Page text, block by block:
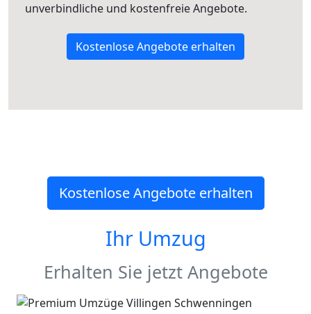
unverbindliche und kostenfreie Angebote.
Kostenlose Angebote erhalten
Kostenlose Angebote erhalten
Ihr Umzug
Erhalten Sie jetzt Angebote